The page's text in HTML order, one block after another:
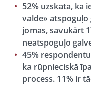
52% uzskata, ka
valde» atspoguļo
jomas, savukārt
neatspoguļo
45%
ka rūpnieciskā
process. 11% ir